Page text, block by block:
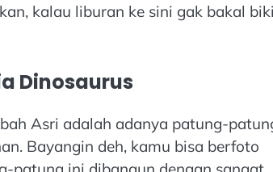
kalau liburan ke sini gak bakal
Dinosaurus
Asri adalah adanya patung-
Bayangin deh, kamu bisa berfoto